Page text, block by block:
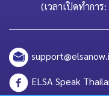
(เวลาเปิดทำกา
ELSA Speak